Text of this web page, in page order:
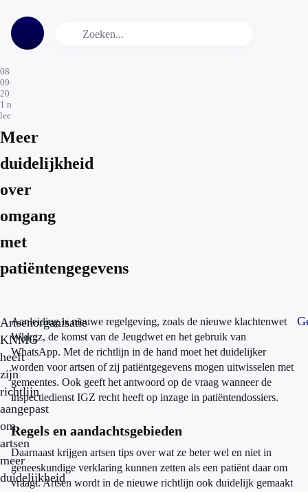
08-
09-
2016
1 min.
leestijd
Meer
duidelijkheid
over
omgang
met
patiëntengegevens
Artsenorganisatie
KNMG
heeft
zijn
richtlijn
aangepast
om
artsen
meer
duidelijkheid
Aanleiding is nieuwe regelgeving, zoals de nieuwe klachtenwet
Wkkgz, de komst van de Jeugdwet en het gebruik van
WhatsApp. Met de richtlijn in de hand moet het duidelijker
worden voor artsen of zij patiëntgegevens mogen uitwisselen met
gemeentes. Ook geeft het antwoord op de vraag wanneer de
inspectiedienst IGZ recht heeft op inzage in patiëntendossiers.
Regels en aandachtsgebieden
Daarnaast krijgen artsen tips over wat ze beter wel en niet in
geneeskundige verklaring kunnen zetten als een patiënt daar om
vraagt. Artsen wordt in de nieuwe richtlijn ook duidelijk gemaakt